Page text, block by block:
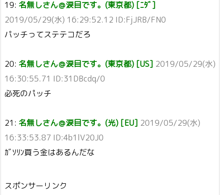
19: 名無しさん＠涙目です。(東京都) [ﾆﾀﾞ]
2019/05/29(水) 16:29:52.12 ID:FjJRB/FN0
パッチってステテコだろ
20: 名無しさん＠涙目です。(東京都) [US] 2019/05/29(水)
16:30:55.71 ID:31DBcdq/0
必死のパッチ
21: 名無しさん＠涙目です。(光) [EU] 2019/05/29(水)
16:33:53.87 ID:4b1lV20J0
ｶﾞｿﾘﾝ買う金はあるんだな
スポンサーリンク